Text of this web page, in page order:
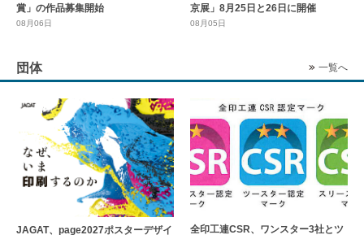
賞」の作品募集開始
08月06日
京展」8月25日と26日に開催
08月05日
団体 一覧へ
JAGAT、page2027ポスターデザイ
全印工連CSR、ワンスター3社とツ